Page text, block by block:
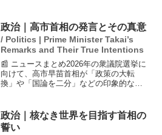
の増産意欲が大きな影響を与えていると
考えられます。...
政治｜高市首相の発言とその真意
/ Politics | Prime Minister Takai’s
Remarks and Their True Intentions
📰 ニュースまとめ2026年の衆議院選挙に
向けて、高市早苗首相が「政策の大転
換」や「国論を二分」などの印象的な言
持つ声も多く、首相の発言が国民にどの
ように受け取られてい...
政治｜核なき世界を目指す首相の
誓い